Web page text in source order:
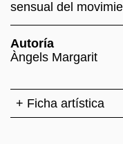
sensual del
Autoría
Àngels Margarit
+ Ficha artística